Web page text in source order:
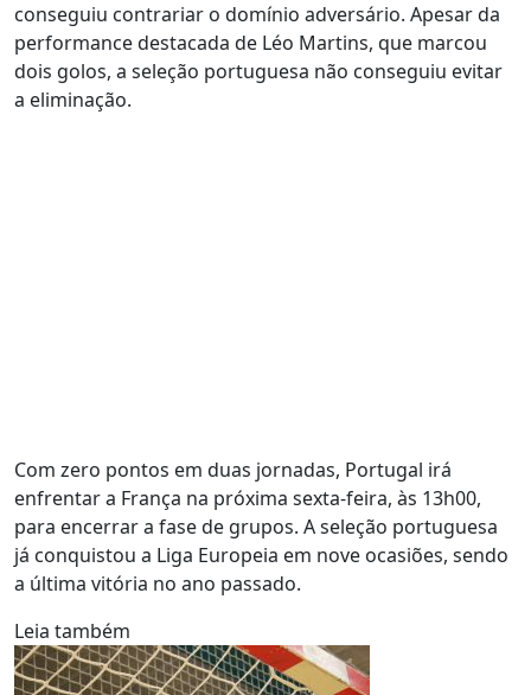
conseguiu contrariar o domínio adversário. Apesar da
performance destacada de Léo Martins, que marcou
dois golos, a seleção portuguesa não conseguiu evitar
a eliminação.
Com zero pontos em duas jornadas, Portugal irá
enfrentar a França na próxima sexta-feira, às 13h00,
para encerrar a fase de grupos. A seleção portuguesa
já conquistou a Liga Europeia em nove ocasiões, sendo
a última vitória no ano passado.
Leia também